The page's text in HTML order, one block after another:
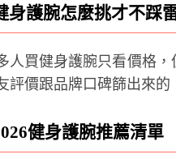
身護腕怎麼挑才不踩
人買健身護腕只看價格
評價跟品牌口碑篩出來的
健身護腕推薦清單